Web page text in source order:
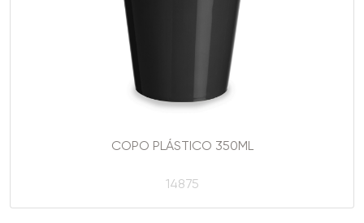
COPO PLÁSTICO 350ML
14875